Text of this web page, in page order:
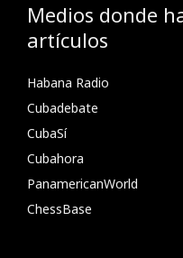
Medios donde
artículos
Habana Radio
Cubadebate
CubaSí
Cubahora
PanamericanWorld
ChessBase